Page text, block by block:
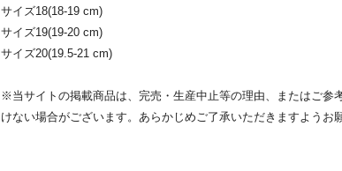
サイズ18(18-19 cm)
サイズ19(19-20 cm)
サイズ20(19.5-21 cm)
※当サイトの掲載商品は、完売・生産中止等の理由、またはご参
けない場合がございます。あらかじめご了承いただきますようお